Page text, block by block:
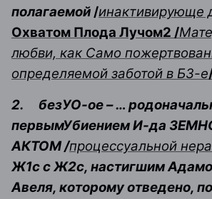
полагаемой /инактивирующе
Охватом Плода Лучом2 /
любви, как Само
определяемой заботой в Б3-е
2.
безУО-ое – …
первымУбиением И-да
АКТОМ /процессуальной
Ж1с с Ж2с, настигшим
Авеля, которому отведено,